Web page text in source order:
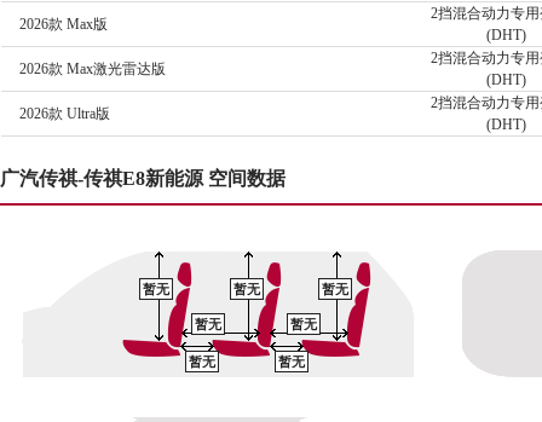
2026款 Max版
2挡混合动力专
(DHT)
2026款 Max激光雷达版
2挡混合动力专
(DHT)
2026款 Ultra版
2挡混合动力专
(DHT)
广汽传祺-传祺E8新能源 空间数据
暂无 暂无 暂无
暂无
暂无 暂无
暂无